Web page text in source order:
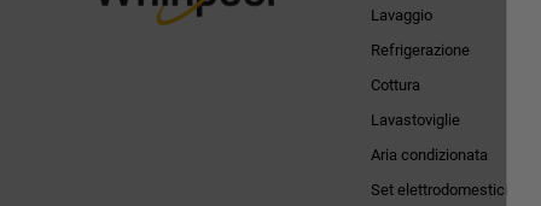
Lavaggio
Refrigerazione
Cottura
Lavastoviglie
Aria condizionata
Set elettrodomestici